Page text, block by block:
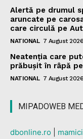
Alertă pe drumul
aruncate pe
care circulă pe
NATIONAL 7 August 2026
Neatenția care
prăbușit în râpă
NATIONAL 7 August 2026
MIPADOWEB
dbonline.ro